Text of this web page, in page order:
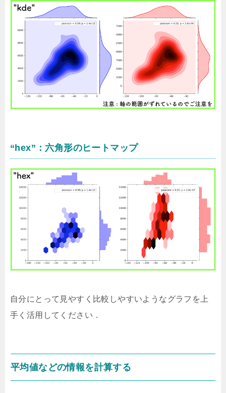
“hex”：六角形のヒートマップ
自分にとって見やすく比較しやすいようなグラフを上
手く活用してください．
平均値などの情報を計算する